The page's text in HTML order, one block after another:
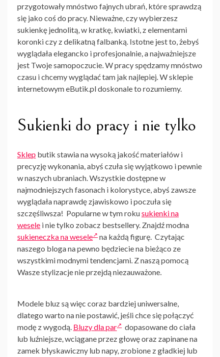
przygotowały mnóstwo fajnych ubrań, które sprawdzą
się jako coś do pracy. Nieważne, czy wybierzesz
sukienkę jednolitą, w kratkę, kwiatki, z elementami
koronki czy z delikatną falbanką. Istotne jest to, żebyś
wyglądała elegancko i profesjonalnie, a najważniejsze
jest Twoje samopoczucie. W pracy spędzamy mnóstwo
czasu i chcemy wyglądać tam jak najlepiej. W sklepie
internetowym eButik.pl doskonale to rozumiemy.
Sukienki do pracy i nie tylko
Sklep butik stawia na wysoką jakość materiałów i
precyzję wykonania, abyś czuła się wyjątkowo i pewnie
w naszych ubraniach. Wszystkie dostępne w
najmodniejszych fasonach i kolorystyce, abyś zawsze
wyglądała naprawdę zjawiskowo i poczuła się
szczęśliwsza! Popularne w tym rokusukienki na
wesele i nie tylko zobacz bestsellery. Znajdź modna
sukieneczka na wesele
na każdą figurę. Czytając
naszego bloga na pewno będziecie na bieżąco ze
wszystkimi modnymi tendencjami. Z naszą pomocą
Wasze stylizacje nie przejdą niezauważone.
Modele bluz są więc coraz bardziej uniwersalne,
dlatego warto na nie postawić, jeśli chce się połączyć
modę z wygodą. Bluzy dla par
dopasowane do ciała
lub luźniejsze, wciągane przez głowę oraz zapinane na
zamek błyskawiczny lub napy, zrobione z gładkiej lub